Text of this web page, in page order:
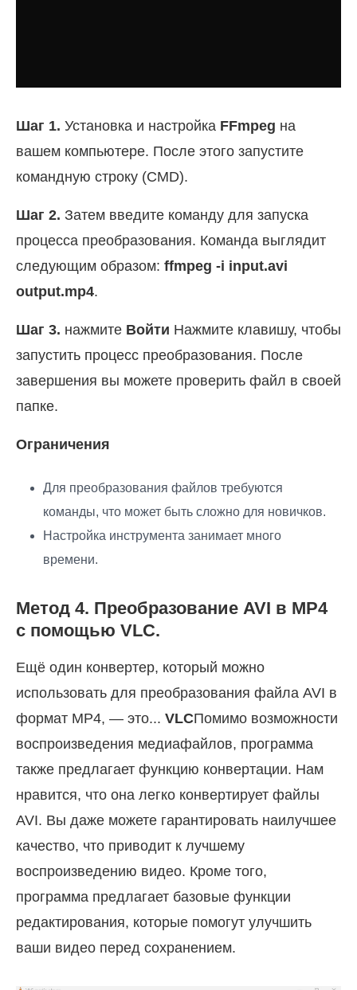
Шаг 1. Установка и настройка FFmpeg на
вашем компьютере. После этого запустите
командную строку (CMD).
Шаг 2. Затем введите команду для запуска
процесса преобразования. Команда выглядит
следующим образом: ffmpeg -i input.avi
output.mp4.
Шаг 3. нажмите Войти Нажмите клавишу, чтобы
запустить процесс преобразования. После
завершения вы можете проверить файл в своей
папке.
Ограничения
Для преобразования файлов требуются
команды, что может быть сложно для новичков.
Настройка инструмента занимает много
времени.
Метод 4. Преобразование AVI в MP4
с помощью VLC.
Ещё один конвертер, который можно
использовать для преобразования файла AVI в
формат MP4, — это... VLCПомимо возможности
воспроизведения медиафайлов, программа
также предлагает функцию конвертации. Нам
нравится, что она легко конвертирует файлы
AVI. Вы даже можете гарантировать наилучшее
качество, что приводит к лучшему
воспроизведению видео. Кроме того,
программа предлагает базовые функции
редактирования, которые помогут улучшить
ваши видео перед сохранением.